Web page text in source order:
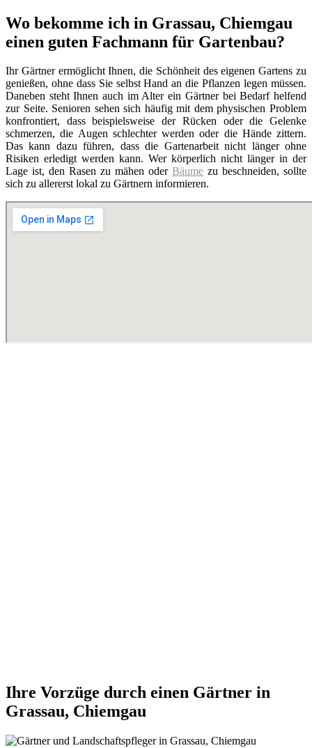
Wo bekomme ich in Grassau, Chiemgau
einen guten Fachmann für Gartenbau?
Ihr Gärtner ermöglicht Ihnen, die Schönheit des eigenen Gartens zu
genießen, ohne dass Sie selbst Hand an die Pflanzen legen müssen.
Daneben steht Ihnen auch im Alter ein Gärtner bei Bedarf helfend
zur Seite. Senioren sehen sich häufig mit dem physischen Problem
konfrontiert, dass beispielsweise der Rücken oder die Gelenke
schmerzen, die Augen schlechter werden oder die Hände zittern.
Das kann dazu führen, dass die Gartenarbeit nicht länger ohne
Risiken erledigt werden kann. Wer körperlich nicht länger in der
Lage ist, den Rasen zu mähen oder Bäume zu beschneiden, sollte
sich zu allererst lokal zu Gärtnern informieren.
Ihre Vorzüge durch einen Gärtner in
Grassau, Chiemgau